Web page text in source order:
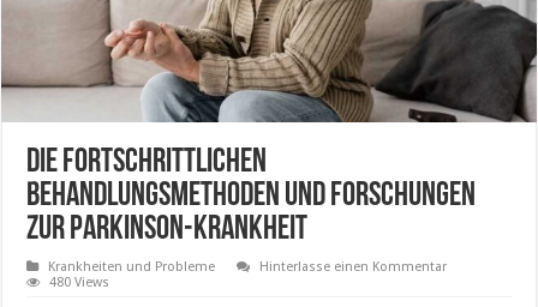
Die fortschrittlichen
Behandlungsmethoden und Forschungen
zur Parkinson-Krankheit
Krankheiten und Probleme
Hinterlasse einen Kommentar
480 Views